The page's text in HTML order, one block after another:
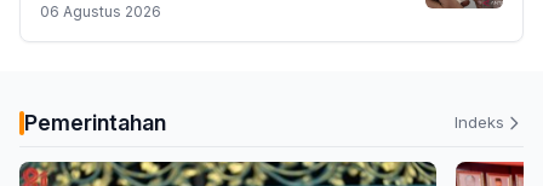
06 Agustus 2026
Pemerintahan Indeks